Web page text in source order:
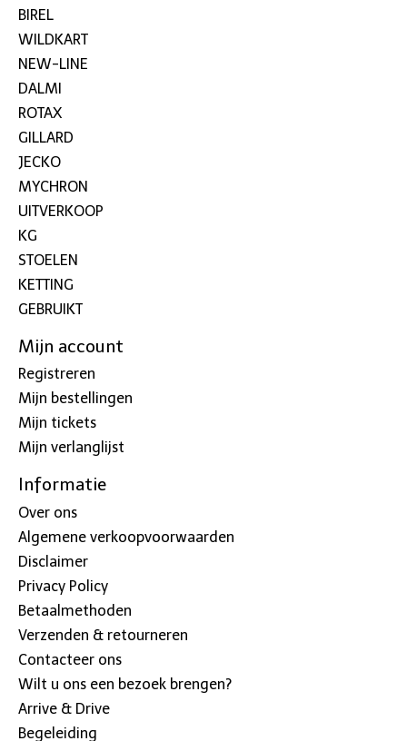
BIREL
WILDKART
NEW-LINE
DALMI
ROTAX
GILLARD
JECKO
MYCHRON
UITVERKOOP
KG
STOELEN
KETTING
GEBRUIKT
Mijn account
Registreren
Mijn bestellingen
Mijn tickets
Mijn verlanglijst
Informatie
Over ons
Algemene verkoopvoorwaarden
Disclaimer
Privacy Policy
Betaalmethoden
Verzenden & retourneren
Contacteer ons
Wilt u ons een bezoek brengen?
Arrive & Drive
Begeleiding